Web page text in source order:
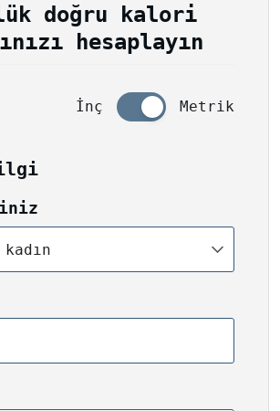
doğru kalori
hesaplayın
İnç Metrik